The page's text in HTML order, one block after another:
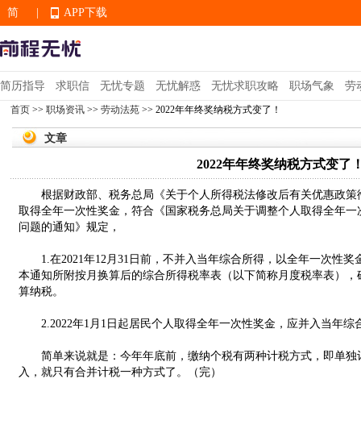
简
EN
APP下载
APP下载
简历指导 求职信 无忧专题 无忧解惑 无忧求职攻略 职场气象 劳
首页 >> 职场资讯 >> 劳动法苑 >> 2022年年终奖纳税方式变了！
文章
2022年年终奖纳税方式变了
根据财政部、税务总局《关于个人所得税法修改后有关优惠政策
取得全年一次性奖金，符合《国家税务总局关于调整个人取得全年
问题的通知》规定，
1.在2021年12月31日前，不并入当年综合所得，以全年一次性奖
本通知所附按月换算后的综合所得税率表（以下简称月度税率表）
算纳税。
2.2022年1月1日起居民个人取得全年一次性奖金，应并入当年综
简单来说就是：今年年底前，缴纳个税有两种计税方式，即单独
入，就只有合并计税一种方式了。（完）